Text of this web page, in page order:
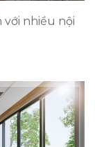
nhiều nội